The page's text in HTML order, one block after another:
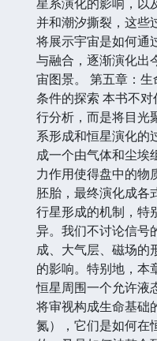
并和潮汐撕裂，这些
将展示宇宙是如何通
与融合，逐渐演化出
宙图景。 第五章：
条件的探索 本书不
行分析，而是将目光
系形成和恒星演化的
成一个由气体和尘埃
力作用使得盘中的物
胚胎，最终演化成各
行星形成的机制，特
异。我们不讨论信号
成、大气层、磁场的
的影响。特别地，本
恒星周围一个允许液
将审视构成生命基础
氮），它们是如何在